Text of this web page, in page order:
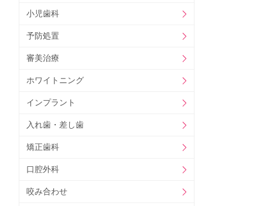
小児歯科
予防処置
審美治療
ホワイトニング
インプラント
入れ歯・差し歯
矯正歯科
口腔外科
咬み合わせ